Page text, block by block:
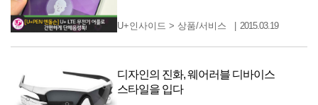
U+인사이드 >상품/서비스 2015.03.19
디자인의 진화, 웨어러블 디바이스
스타일을 입다